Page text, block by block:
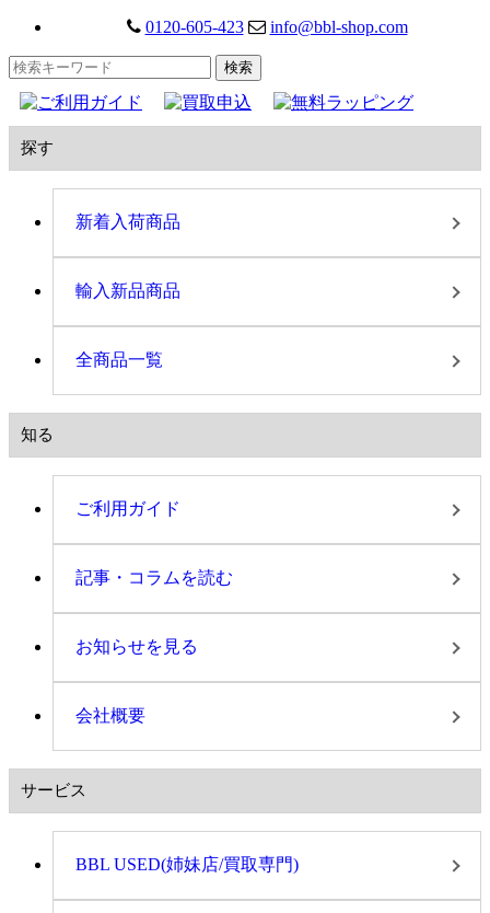
0120-605-423 info@bbl-shop.com
探す
新着入荷商品
輸入新品商品
全商品一覧
知る
ご利用ガイド
記事・コラムを読む
お知らせを見る
会社概要
サービス
BBL USED(姉妹店/買取専門)